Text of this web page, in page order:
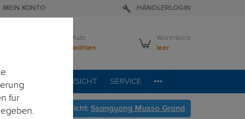
MEIN KONTO HÄNDLERLOGIN
Mein Auto
Bitte wählen
Warenkorb
leer
FAHRZEUGÜBERSICHT SERVICE
zur Fahrzeugübersicht: Ssangyong Musso Grand
für